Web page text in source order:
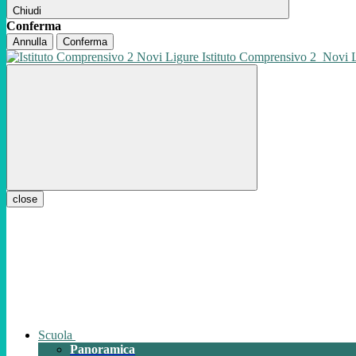
Chiudi
Conferma
Annulla Conferma
Istituto Comprensivo 2 Novi
close
Scuola
Panoramica